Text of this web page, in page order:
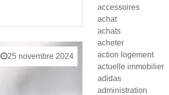
25 novembre 2024
accessoires
achat
achats
acheter
action logement
actuelle immobilier
adidas
administration